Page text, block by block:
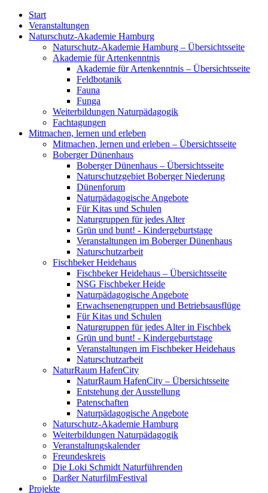
Start
Veranstaltungen
Naturschutz-Akademie Hamburg
Naturschutz-Akademie Hamburg – Übersichtsseite
Akademie für Artenkenntnis
Akademie für Artenkenntnis – Übersichtsseite
Feldbotanik
Fauna
Funga
Weiterbildungen Naturpädagogik
Fachtagungen
Mitmachen, lernen und erleben
Mitmachen, lernen und erleben – Übersichtsseite
Boberger Dünenhaus
Boberger Dünenhaus – Übersichtsseite
Naturschutzgebiet Boberger Niederung
Dünenforum
Naturpädagogische Angebote
Für Kitas und Schulen
Naturgruppen für jedes Alter
Grün und bunt! - Kindergeburtstage
Veranstaltungen im Boberger Dünenhaus
Naturschutzarbeit
Fischbeker Heidehaus
Fischbeker Heidehaus – Übersichtsseite
NSG Fischbeker Heide
Naturpädagogische Angebote
Erwachsenengruppen und Betriebsausflüge
Für Kitas und Schulen
Naturgruppen für jedes Alter in Fischbek
Grün und bunt! - Kindergeburtstage
Veranstaltungen im Fischbeker Heidehaus
Naturschutzarbeit
NaturRaum HafenCity
NaturRaum HafenCity – Übersichtsseite
Entstehung der Ausstellung
Patenschaften
Naturpädagogische Angebote
Naturschutz-Akademie Hamburg
Weiterbildungen Naturpädagogik
Veranstaltungskalender
Freundeskreis
Die Loki Schmidt Naturführenden
Darßer NaturfilmFestival
Projekte